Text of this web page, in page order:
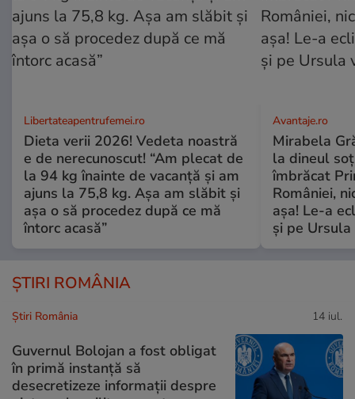
Libertateapentrufemei.ro
Dieta verii 2026! Vedeta noastră
e de nerecunoscut! “Am plecat de
la 94 kg înainte de vacanță și am
ajuns la 75,8 kg. Așa am slăbit și
așa o să procedez după ce mă
întorc acasă”
Avantaje.ro
Mirabela
la dineul
îmbrăcat
României,
așa! Le-a
și pe
ȘTIRI ROMÂNIA
Știri România 14 iul.
Guvernul Bolojan a fost obligat
în primă instanță să
desecretizeze informații despre